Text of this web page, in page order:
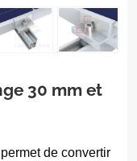
30 mm et
de convertir